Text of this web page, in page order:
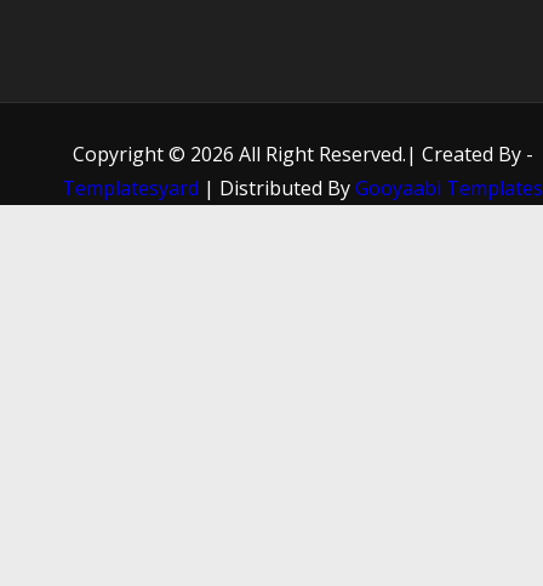
Copyright © 2026 All Right Reserved.| Created By -
Templatesyard | Distributed ByGooyaabi Templates